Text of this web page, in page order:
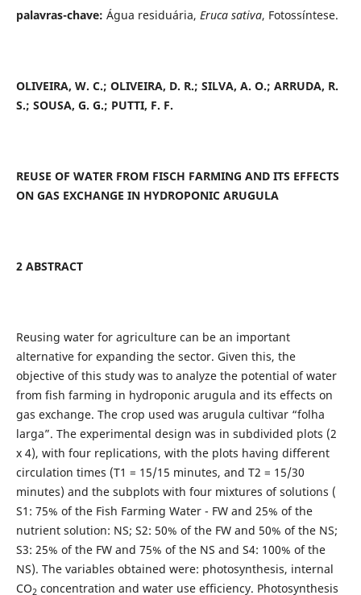
palavras-chave: Água residuária, Eruca sativa, Fotossíntese.
OLIVEIRA, W. C.; OLIVEIRA, D. R.; SILVA, A. O.; ARRUDA, R.
S.; SOUSA, G. G.; PUTTI, F. F.
REUSE OF WATER FROM FISCH FARMING AND ITS EFFECTS
ON GAS EXCHANGE IN HYDROPONIC ARUGULA
2 ABSTRACT
Reusing water for agriculture can be an important
alternative for expanding the sector. Given this, the
objective of this study was to analyze the potential of water
from fish farming in hydroponic arugula and its effects on
gas exchange. The crop used was arugula cultivar “folha
larga”. The experimental design was in subdivided plots (2
x 4), with four replications, with the plots having different
circulation times (T1 = 15/15 minutes, and T2 = 15/30
minutes) and the subplots with four mixtures of solutions (
S1: 75% of the Fish Farming Water - FW and 25% of the
nutrient solution: NS; S2: 50% of the FW and 50% of the NS;
S3: 25% of the FW and 75% of the NS and S4: 100% of the
NS). The variables obtained were: photosynthesis, internal
CO2 concentration and water use efficiency. Photosynthesis